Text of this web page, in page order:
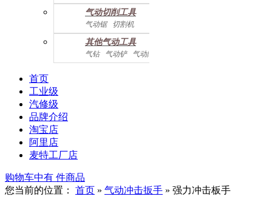
气动切削工具
气动锯 切割机
气动曲线剪
其他气动工具
气钻 气动铲 气动除锈机
气动拉钉机 气动喷漆枪
首页
工业级
汽修级
品牌介绍
淘宝店
阿里店
麦特工厂店
购物车中有 件商品
您当前的位置： 首页 » 气动冲击扳手 » 强力冲击板手